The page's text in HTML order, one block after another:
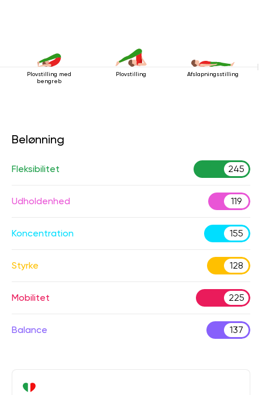
Plovstilling med
bengreb
Plovstilling Afslapningsstilling
Belønning
Fleksibilitet 245
Udholdenhed 119
Koncentration 155
Styrke 128
Mobilitet 225
Balance 137